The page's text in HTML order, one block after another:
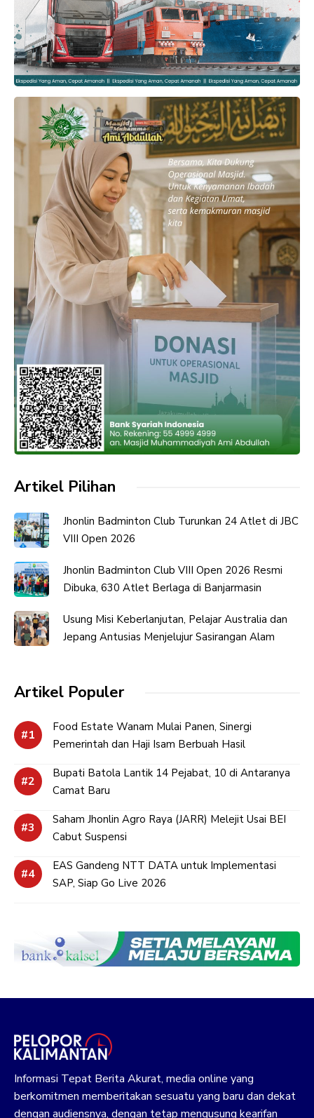
Artikel Pilihan
Jhonlin Badminton Club Turunkan 24 Atlet di JBC
VIII Open 2026
Jhonlin Badminton Club VIII Open 2026 Resmi
Dibuka, 630 Atlet Berlaga di Banjarmasin
Usung Misi Keberlanjutan, Pelajar Australia dan
Jepang Antusias Menjelujur Sasirangan Alam
Artikel Populer
Food Estate Wanam Mulai Panen, Sinergi
Pemerintah dan Haji Isam Berbuah Hasil
Bupati Batola Lantik 14 Pejabat, 10 di Antaranya
Camat Baru
Saham Jhonlin Agro Raya (JARR) Melejit Usai BEI
Cabut Suspensi
EAS Gandeng NTT DATA untuk Implementasi
SAP, Siap Go Live 2026
Informasi Tepat Berita Akurat, media online yang
berkomitmen memberitakan sesuatu yang baru dan dekat
dengan audiensnya, dengan tetap mengusung kearifan